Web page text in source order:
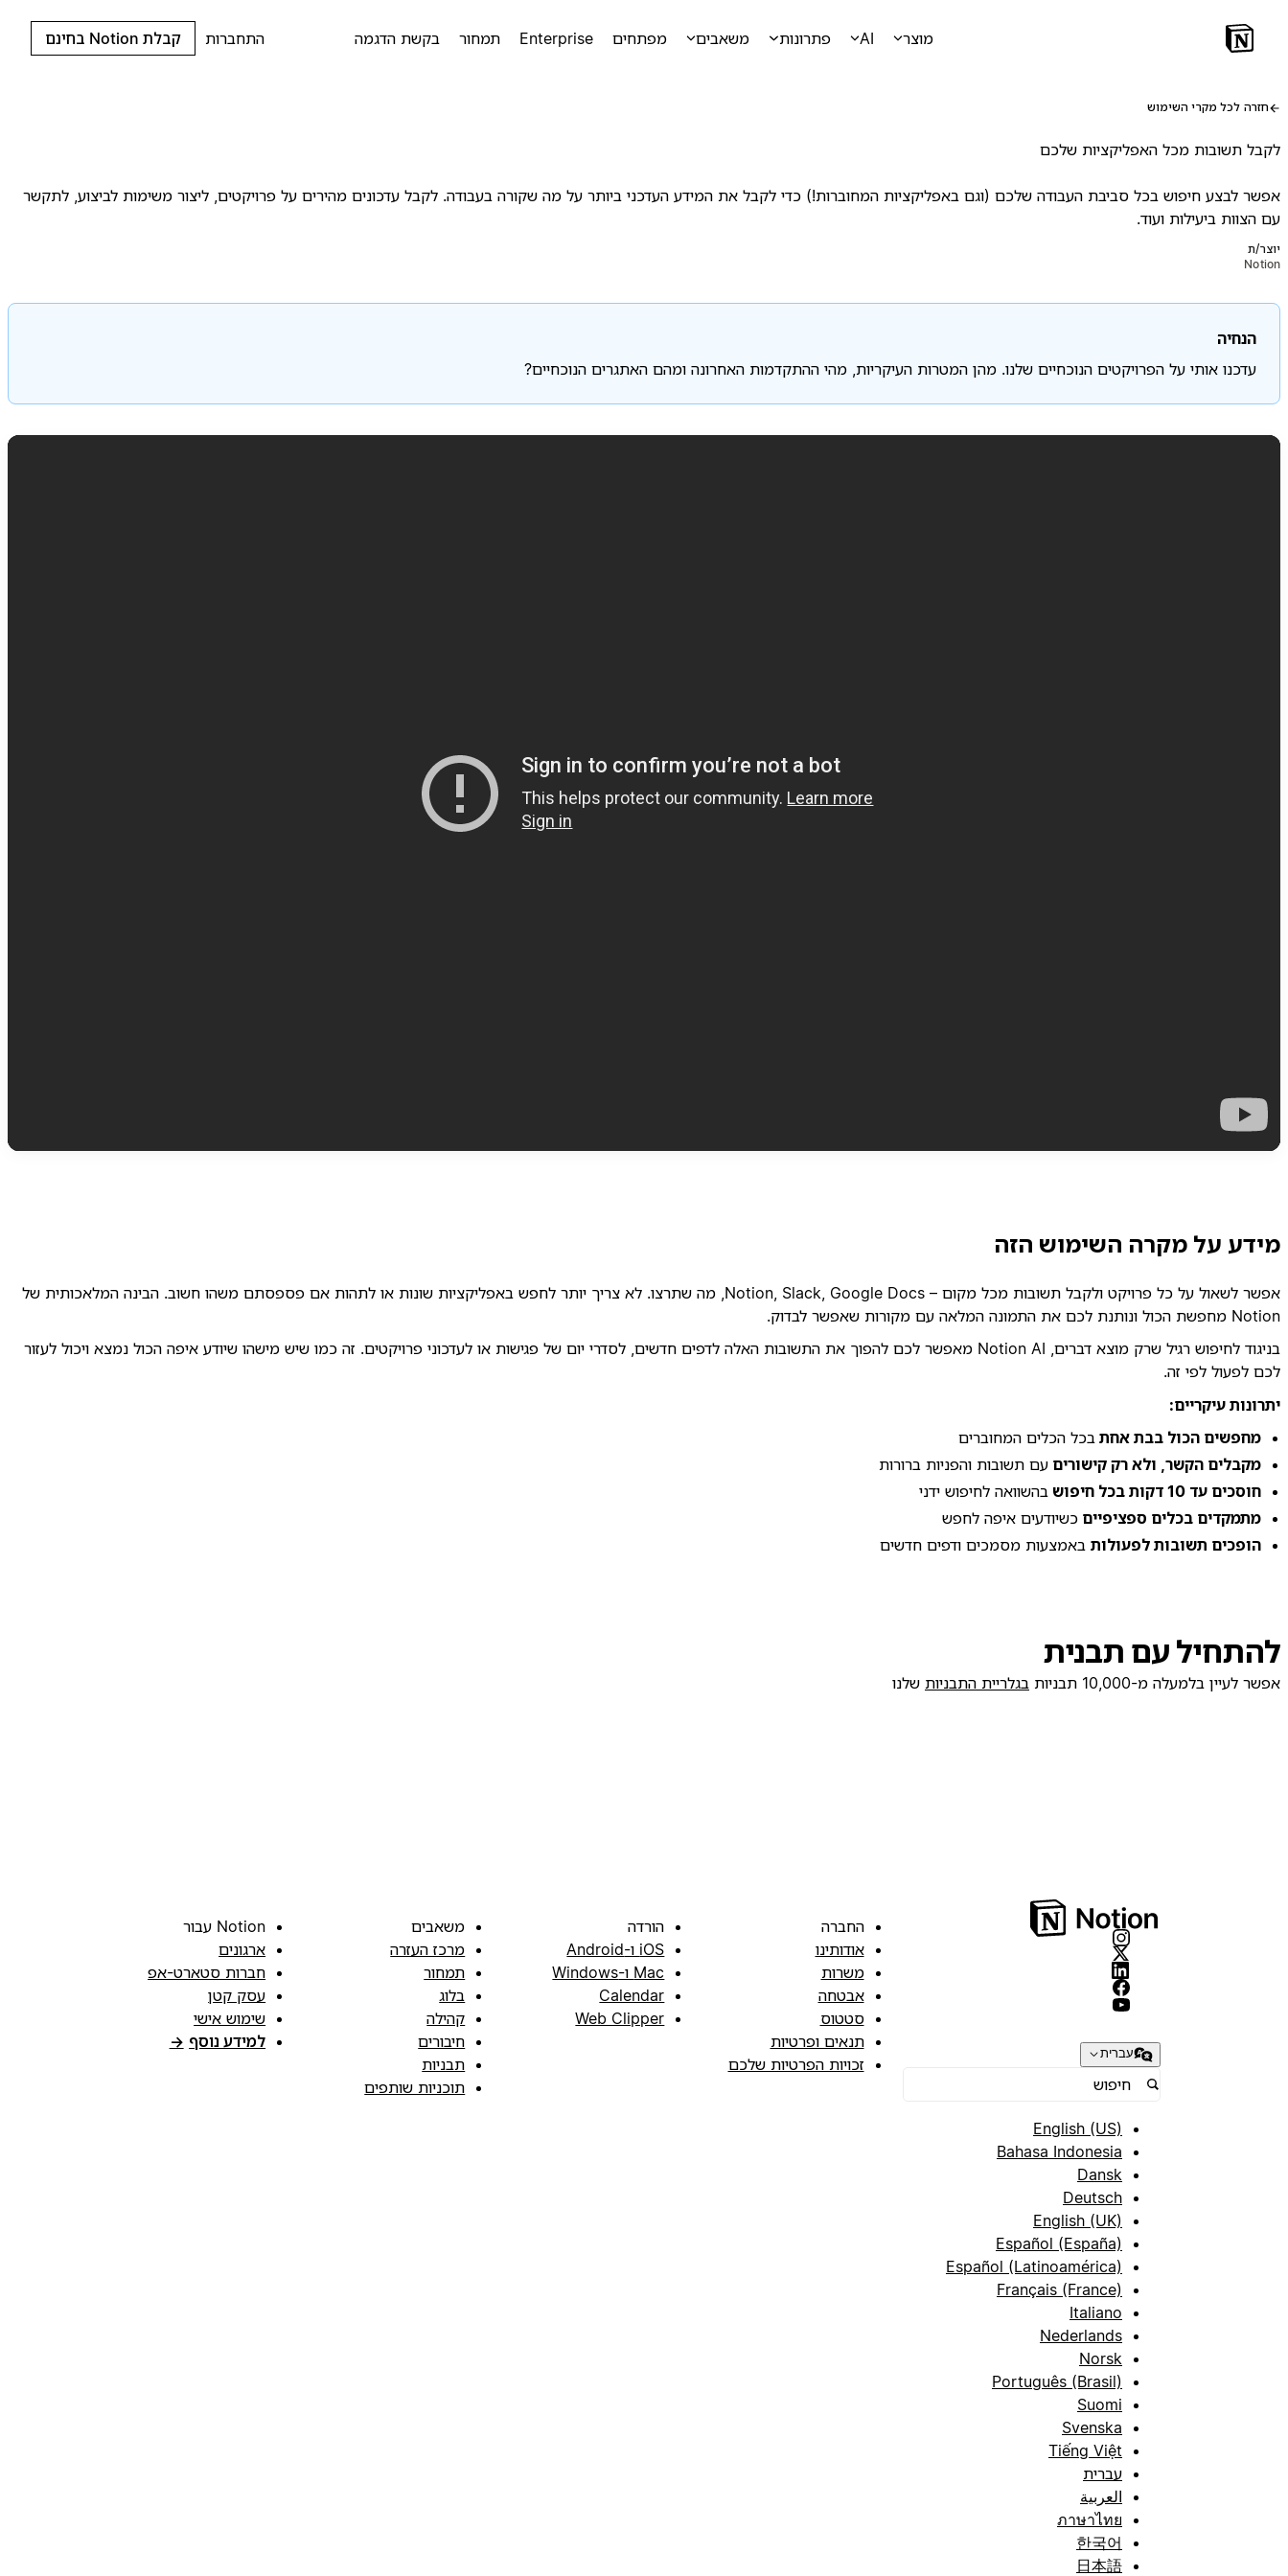
מוצר AI פתרונות משאבים מפתחים Enterprise תמחור בקשת הדגמה התחברות קבלת Notion בחינם
חזרה לכל מקרי השימוש
לקבל תשובות מכל האפליקציות שלכם
אפשר לבצע חיפוש בכל סביבת העבודה שלכם (וגם באפליקציות המחוברות!) כדי לקבל את המידע העדכני ביותר על מה שקורה בעבודה. לקבל עדכונים מהירים על פרויקטים, ליצור משימות לביצוע, לתקשר
עם הצוות ביעילות ועוד.
יוצר/ת
Notion
הנחיה
עדכנו אותי על הפרויקטים הנוכחיים שלנו. מהן המטרות העיקריות, מהי ההתקדמות האחרונה ומהם האתגרים הנוכחיים?
מידע על מקרה השימוש הזה
אפשר לשאול על כל פרויקט ולקבל תשובות מכל מקום – Notion, Slack, Google Docs, מה שתרצו. לא צריך יותר לחפש באפליקציות שונות או לתהות אם פספסתם משהו חשוב. הבינה המלאכותית של
Notion מחפשת הכול ונותנת לכם את התמונה המלאה עם מקורות שאפשר לבדוק.
בניגוד לחיפוש רגיל שרק מוצא דברים, Notion AI מאפשר לכם להפוך את התשובות האלה לדפים חדשים, לסדרי יום של פגישות או לעדכוני פרויקטים. זה כמו שיש מישהו שיודע איפה הכול נמצא ויכול לעזור
לכם לפעול לפי זה.
יתרונות עיקריים:
מחפשים הכול בבת אחת בכל הכלים המחוברים
מקבלים הקשר, ולא רק קישורים עם תשובות והפניות ברורות
חוסכים עד 10 דקות בכל חיפוש
בהשוואה לחיפוש ידני
מתמקדים בכלים ספציפיים כשיודעים איפה לחפש
הופכים תשובות לפעולות באמצעות מסמכים ודפים חדשים
להתחיל עם תבנית
אפשר לעיין בלמעלה מ-10,000 תבניות בגלריית התבניות שלנו
עברית
English (US)
Bahasa Indonesia
Dansk
Deutsch
English (UK)
Español (España)
Español (Latinoamérica)
Français (France)
Italiano
Nederlands
Norsk
Português (Brasil)
Suomi
Svenska
Tiếng Việt
עברית
العربية
ภาษาไทย
한국어
日本語
החברה
אודותינו
משרות
אבטחה
סטטוס
תנאים ופרטיות
זכויות הפרטיות שלכם
הורדה
iOS ו-Android
Mac ו-Windows
Calendar
Web Clipper
משאבים
מרכז העזרה
תמחור
בלוג
קהילה
חיבורים
תבניות
תוכניות שותפים
Notion עבור
ארגונים
חברות סטארט-אפ
עסק קטן
שימוש אישי
למידע נוסף →